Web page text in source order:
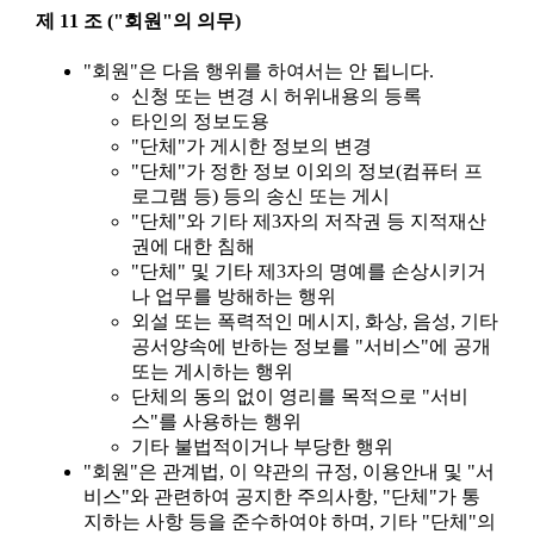
제 11 조 ("회원"의 의무)
"회원"은 다음 행위를 하여서는 안 됩니다.
신청 또는 변경 시 허위내용의 등록
타인의 정보도용
"단체"가 게시한 정보의 변경
"단체"가 정한 정보 이외의 정보(컴퓨터 프
로그램 등) 등의 송신 또는 게시
"단체"와 기타 제3자의 저작권 등 지적재산
권에 대한 침해
"단체" 및 기타 제3자의 명예를 손상시키거
나 업무를 방해하는 행위
외설 또는 폭력적인 메시지, 화상, 음성, 기타
공서양속에 반하는 정보를 "서비스"에 공개
또는 게시하는 행위
단체의 동의 없이 영리를 목적으로 "서비
스"를 사용하는 행위
기타 불법적이거나 부당한 행위
"회원"은 관계법, 이 약관의 규정, 이용안내 및 "서
비스"와 관련하여 공지한 주의사항, "단체"가 통
지하는 사항 등을 준수하여야 하며, 기타 "단체"의